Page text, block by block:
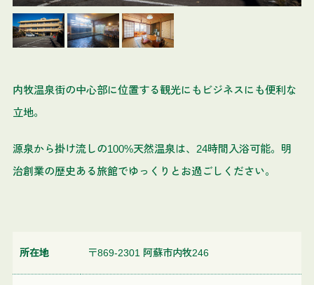
内牧温泉街の中心部に位置する観光にもビジネスにも便利な
立地。
源泉から掛け流しの100%天然温泉は、24時間入浴可能。明
治創業の歴史ある旅館でゆっくりとお過ごしください。
所在地 〒869-2301 阿蘇市内牧246